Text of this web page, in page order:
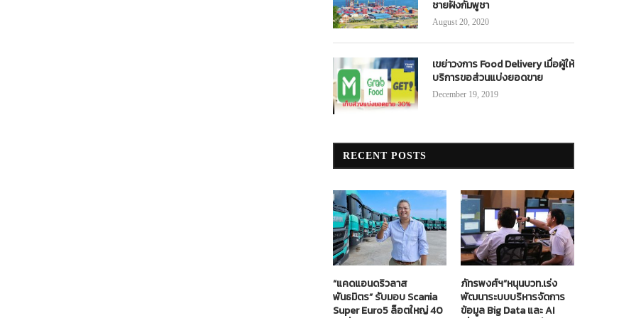
ชายฝั่งกัมพูชา
August 20, 2020
เขย่าวงการ Food Delivery เมื่อผู้ให้
บริการขอส่วนแบ่งยอดขาย
December 19, 2019
RECENT POSTS
“แคดแอนดริวลาส
พันธมิตร” รับมอบ Scania
Super Euro5 ล็อตใหญ่ 40
ภัทรพงศ์ฯ”หนุนบวท.เร่ง
พัฒนาระบบบริหารจัดการ
ข้อมูล Big Data และ AI